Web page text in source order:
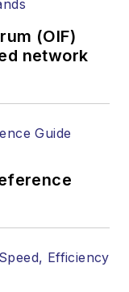
(OIF)
network